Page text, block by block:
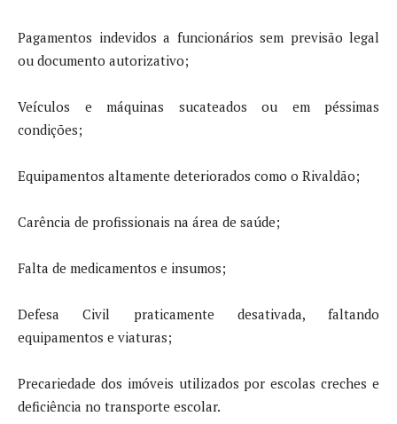
Pagamentos indevidos a funcionários sem previsão legal
ou documento autorizativo;
Veículos e máquinas sucateados ou em péssimas
condições;
Equipamentos altamente deteriorados como o Rivaldão;
Carência de profissionais na área de saúde;
Falta de medicamentos e insumos;
Defesa Civil praticamente desativada, faltando
equipamentos e viaturas;
Precariedade dos imóveis utilizados por escolas creches e
deficiência no transporte escolar.